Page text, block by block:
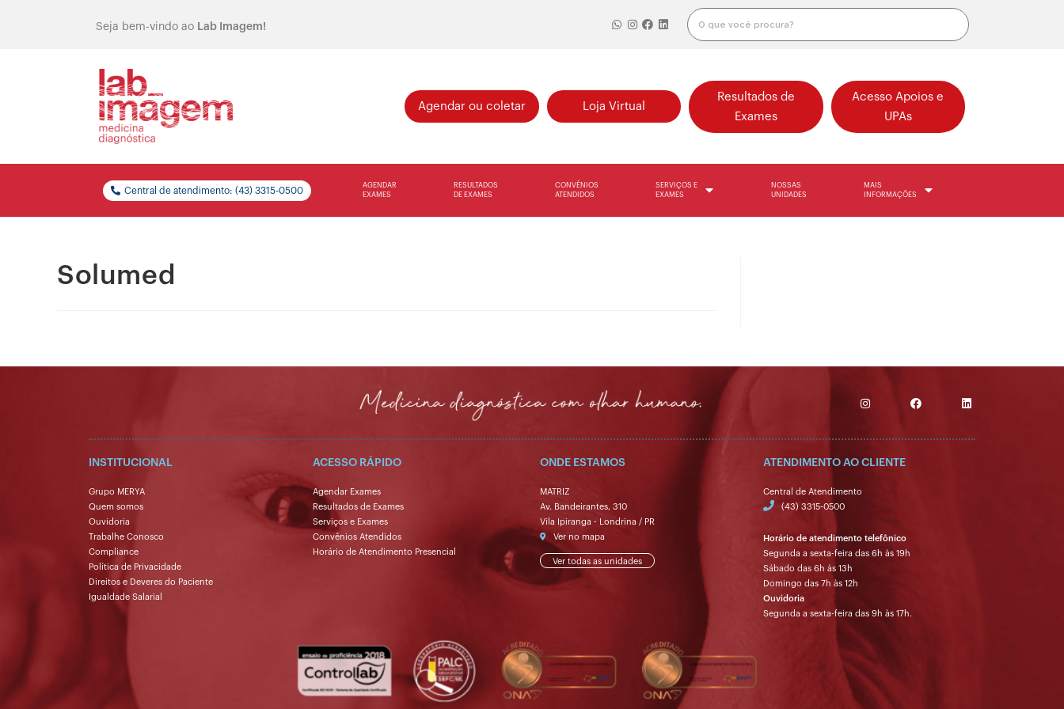
Seja bem-vindo ao Lab Imagem!
Agendar ou coletar Loja Virtual
Resultados de
Exames
Acesso Apoios e
UPAs
Central de atendimento: (43) 3315-0500
AGENDAR
EXAMES
RESULTADOS
DE EXAMES
CONVÊNIOS
ATENDIDOS
SERVIÇOS E
EXAMES
NOSSAS
UNIDADES
MAIS
INFORMAÇÕES
Solumed
INSTITUCIONAL
Grupo MERYA
Quem somos
Ouvidoria
Trabalhe Conosco
Compliance
Política de Privacidade
Direitos e Deveres do Paciente
Igualdade Salarial
ACESSO RÁPIDO
Agendar Exames
Resultados de Exames
Serviços e Exames
Convênios Atendidos
Horário de Atendimento Presencial
ONDE ESTAMOS
MATRIZ
Av. Bandeirantes, 310
Vila Ipiranga - Londrina / PR
Ver no mapa
Ver todas as unidades
ATENDIMENTO AO CLIENTE
Central de Atendimento
(43) 3315-0500
Horário de atendimento telefônico
Segunda a sexta-feira das 6h às 19h
Sábado das 6h às 13h
Domingo das 7h às 12h
Ouvidoria
Segunda a sexta-feira das 9h às 17h.